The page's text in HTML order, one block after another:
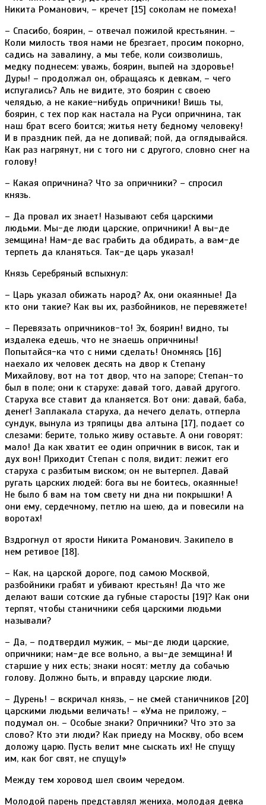
Никита Романович, – кречет [15] соколам не помеха!
– Спасибо, боярин, – отвечал пожилой крестьянин. –
Коли милость твоя нами не брезгает, просим покорно,
садись на завалину, а мы тебе, коли соизволишь,
медку поднесем: уважь, боярин, выпей на здоровье!
Дуры! – продолжал он, обращаясь к девкам, – чего
испугались? Аль не видите, это боярин с своею
челядью, а не какие-нибудь опричники! Вишь ты,
боярин, с тех пор как настала на Руси опричнина, так
наш брат всего боится; житья нету бедному человеку!
И в праздник пей, да не допивай; пой, да оглядывайся.
Как раз нагрянут, ни с того ни с другого, словно снег на
голову!
– Какая опричнина? Что за опричники? – спросил
князь.
– Да провал их знает! Называют себя царскими
людьми. Мы-де люди царские, опричники! А вы-де
земщина! Нам-де вас грабить да обдирать, а вам-де
терпеть да кланяться. Так-де царь указал!
Князь Серебряный вспыхнул:
– Царь указал обижать народ? Ах, они окаянные! Да
кто они такие? Как вы их, разбойников, не перевяжете!
– Перевязать опричников-то! Эх, боярин! видно, ты
издалека едешь, что не знаешь опричнины!
Попытайся-ка что с ними сделать! Ономнясь [16]
наехало их человек десять на двор к Степану
Михайлову, вот на тот двор, что на запоре; Степан-то
был в поле; они к старухе: давай того, давай другого.
Старуха все ставит да кланяется. Вот они: давай, баба,
денег! Заплакала старуха, да нечего делать, отперла
сундук, вынула из тряпицы два алтына [17], подает со
слезами: берите, только живу оставьте. А они говорят:
мало! Да как хватит ее один опричник в висок, так и
дух вон! Приходит Степан с поля, видит: лежит его
старуха с разбитым виском; он не вытерпел. Давай
ругать царских людей: бога вы не боитесь, окаянные!
Не было б вам на том свету ни дна ни покрышки! А
они ему, сердечному, петлю на шею, да и повесили на
воротах!
Вздрогнул от ярости Никита Романович. Закипело в
нем ретивое [18].
– Как, на царской дороге, под самою Москвой,
разбойники грабят и убивают крестьян! Да что же
делают ваши сотские да губные старосты [19]? Как они
терпят, чтобы станичники себя царскими людьми
называли?
– Да, – подтвердил мужик, – мы-де люди царские,
опричники; нам-де все вольно, а вы-де земщина! И
старшие у них есть; знаки носят: метлу да собачью
голову. Должно быть, и вправду царские люди.
– Дурень! – вскричал князь, – не смей станичников [20]
царскими людьми величать! – «Ума не приложу, –
подумал он. – Особые знаки? Опричники? Что это за
слово? Кто эти люди? Как приеду на Москву, обо всем
доложу царю. Пусть велит мне сыскать их! Не спущу
им, как бог свят, не спущу!»
Между тем хоровод шел своим чередом.
Молодой парень представлял жениха, молодая девка